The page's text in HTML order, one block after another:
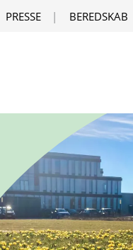
PRESSE BEREDSKAB